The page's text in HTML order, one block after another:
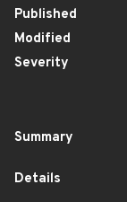
Published
Modified
Severity
Summary
Details